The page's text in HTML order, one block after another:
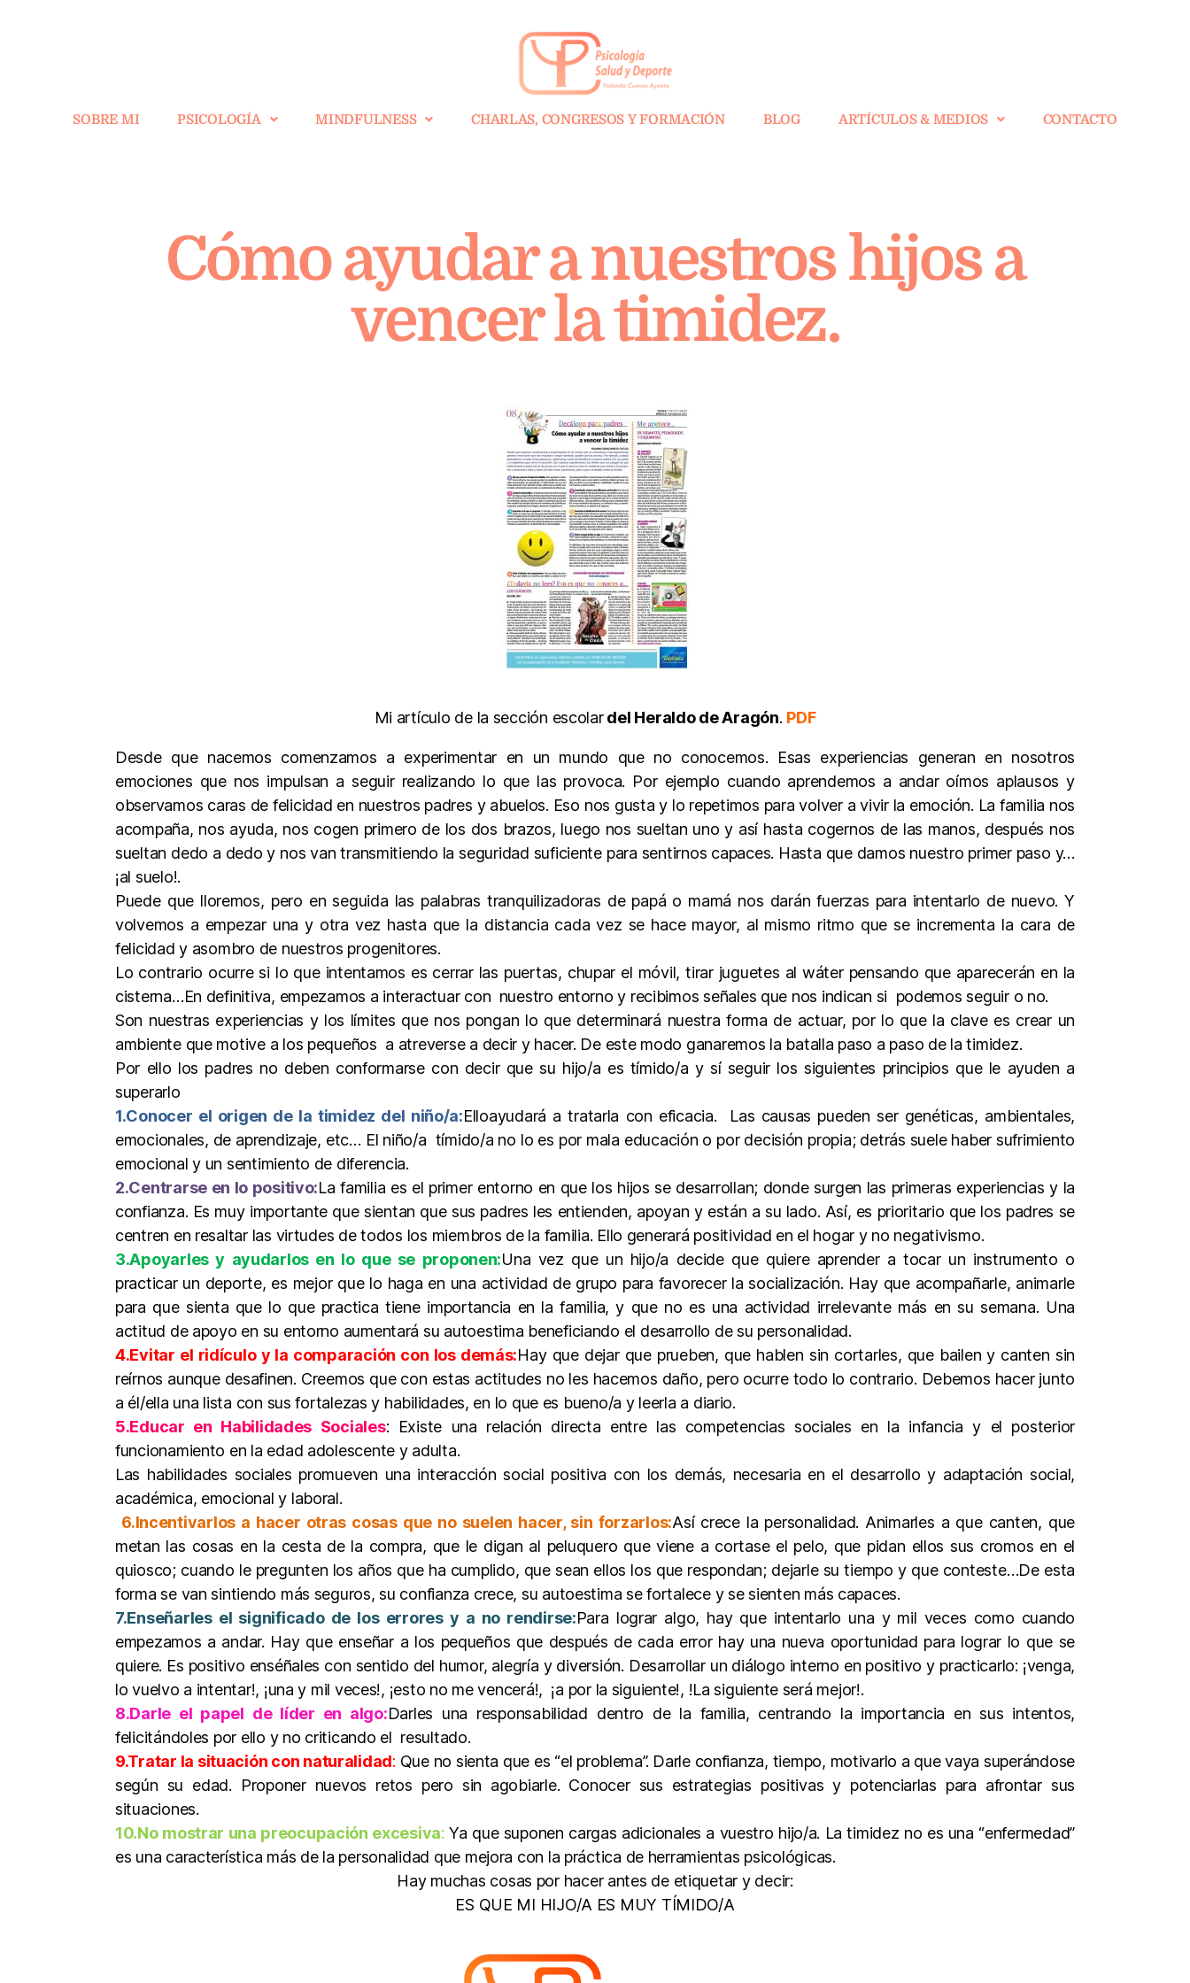
SOBRE MI PSICOLOGÍA MINDFULNESS CHARLAS, CONGRESOS Y FORMACIÓN BLOG ARTÍCULOS & MEDIOS CONTACTO
Cómo ayudar a nuestros hijos a
vencer la timidez.
Mi artículo de la sección escolardel Heraldo de Aragón. PDF
Desde que nacemos comenzamos a experimentar en un mundo que no conocemos. Esas experiencias generan en nosotros
emociones que nos impulsan a seguir realizando lo que las provoca. Por ejemplo cuando aprendemos a andar oímos aplausos y
observamos caras de felicidad en nuestros padres y abuelos. Eso nos gusta y lo repetimos para volver a vivir la emoción. La familia nos
acompaña, nos ayuda, nos cogen primero de los dos brazos, luego nos sueltan uno y así hasta cogernos de las manos, después nos
sueltan dedo a dedo y nos van transmitiendo la seguridad suficiente para sentirnos capaces. Hasta que damos nuestro primer paso y…
¡al suelo!.
Puede que lloremos, pero en seguida las palabras tranquilizadoras de papá o mamá nos darán fuerzas para intentarlo de nuevo. Y
volvemos a empezar una y otra vez hasta que la distancia cada vez se hace mayor, al mismo ritmo que se incrementa la cara de
felicidad y asombro de nuestros progenitores.
Lo contrario ocurre si lo que intentamos es cerrar las puertas, chupar el móvil, tirar juguetes al wáter pensando que aparecerán en la
cisterna…En definitiva, empezamos a interactuar con nuestro entorno y recibimos señales que nos indican si podemos seguir o no.
Son nuestras experiencias y los límites que nos pongan lo que determinará nuestra forma de actuar, por lo que la clave es crear un
ambiente que motive a los pequeños a atreverse a decir y hacer. De este modo ganaremos la batalla paso a paso de la timidez.
Por ello los padres no deben conformarse con decir que su hijo/a es tímido/a y sí seguir los siguientes principios que le ayuden a
superarlo
1.Conocer el origen de la timidez del niño/a:Elloayudará a tratarla con eficacia. Las causas pueden ser genéticas, ambientales,
emocionales, de aprendizaje, etc… El niño/a tímido/a no lo es por mala educación o por decisión propia; detrás suele haber sufrimiento
emocional y un sentimiento de diferencia.
2.Centrarse en lo positivo:La familia es el primer entorno en que los hijos se desarrollan; donde surgen las primeras experiencias y la
confianza. Es muy importante que sientan que sus padres les entienden, apoyan y están a su lado. Así, es prioritario que los padres se
centren en resaltar las virtudes de todos los miembros de la familia. Ello generará positividad en el hogar y no negativismo.
3.Apoyarles y ayudarlos en lo que se proponen:Una vez que un hijo/a decide que quiere aprender a tocar un instrumento o
practicar un deporte, es mejor que lo haga en una actividad de grupo para favorecer la socialización. Hay que acompañarle, animarle
para que sienta que lo que practica tiene importancia en la familia, y que no es una actividad irrelevante más en su semana. Una
actitud de apoyo en su entorno aumentará su autoestima beneficiando el desarrollo de su personalidad.
4.Evitar el ridículo y la comparación con los demás:Hay que dejar que prueben, que hablen sin cortarles, que bailen y canten sin
reírnos aunque desafinen. Creemos que con estas actitudes no les hacemos daño, pero ocurre todo lo contrario. Debemos hacer junto
a él/ella una lista con sus fortalezas y habilidades, en lo que es bueno/a y leerla a diario.
5.Educar en Habilidades Sociales: Existe una relación directa entre las competencias sociales en la infancia y el posterior
funcionamiento en la edad adolescente y adulta.
Las habilidades sociales promueven una interacción social positiva con los demás, necesaria en el desarrollo y adaptación social,
académica, emocional y laboral.
6.Incentivarlos a hacer otras cosas que no suelen hacer, sin forzarlos:Así crece la personalidad. Animarles a que canten, que
metan las cosas en la cesta de la compra, que le digan al peluquero que viene a cortase el pelo, que pidan ellos sus cromos en el
quiosco; cuando le pregunten los años que ha cumplido, que sean ellos los que respondan; dejarle su tiempo y que conteste…De esta
forma se van sintiendo más seguros, su confianza crece, su autoestima se fortalece y se sienten más capaces.
7.Enseñarles el significado de los errores y a no rendirse:Para lograr algo, hay que intentarlo una y mil veces como cuando
empezamos a andar. Hay que enseñar a los pequeños que después de cada error hay una nueva oportunidad para lograr lo que se
quiere. Es positivo enséñales con sentido del humor, alegría y diversión. Desarrollar un diálogo interno en positivo y practicarlo: ¡venga,
lo vuelvo a intentar!, ¡una y mil veces!, ¡esto no me vencerá!, ¡a por la siguiente!, !La siguiente será mejor!.
8.Darle el papel de líder en algo:Darles una responsabilidad dentro de la familia, centrando la importancia en sus intentos,
felicitándoles por ello y no criticando el resultado.
9.Tratar la situación con naturalidad: Que no sienta que es “el problema”. Darle confianza, tiempo, motivarlo a que vaya superándose
según su edad. Proponer nuevos retos pero sin agobiarle. Conocer sus estrategias positivas y potenciarlas para afrontar sus
situaciones.
10.No mostrar una preocupación excesiva: Ya que suponen cargas adicionales a vuestro hijo/a. La timidez no es una “enfermedad”
es una característica más de la personalidad que mejora con la práctica de herramientas psicológicas.
Hay muchas cosas por hacer antes de etiquetar y decir:
ES QUE MI HIJO/A ES MUY TÍMIDO/A